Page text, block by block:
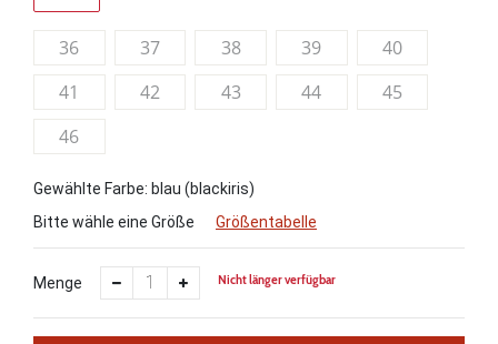
36 37 38 39
40
41
42 43 44
45
46
Gewählte Farbe: blau (blackiris)
Bitte wähle eine Größe
Größentabelle
Menge Nicht länger verfügbar